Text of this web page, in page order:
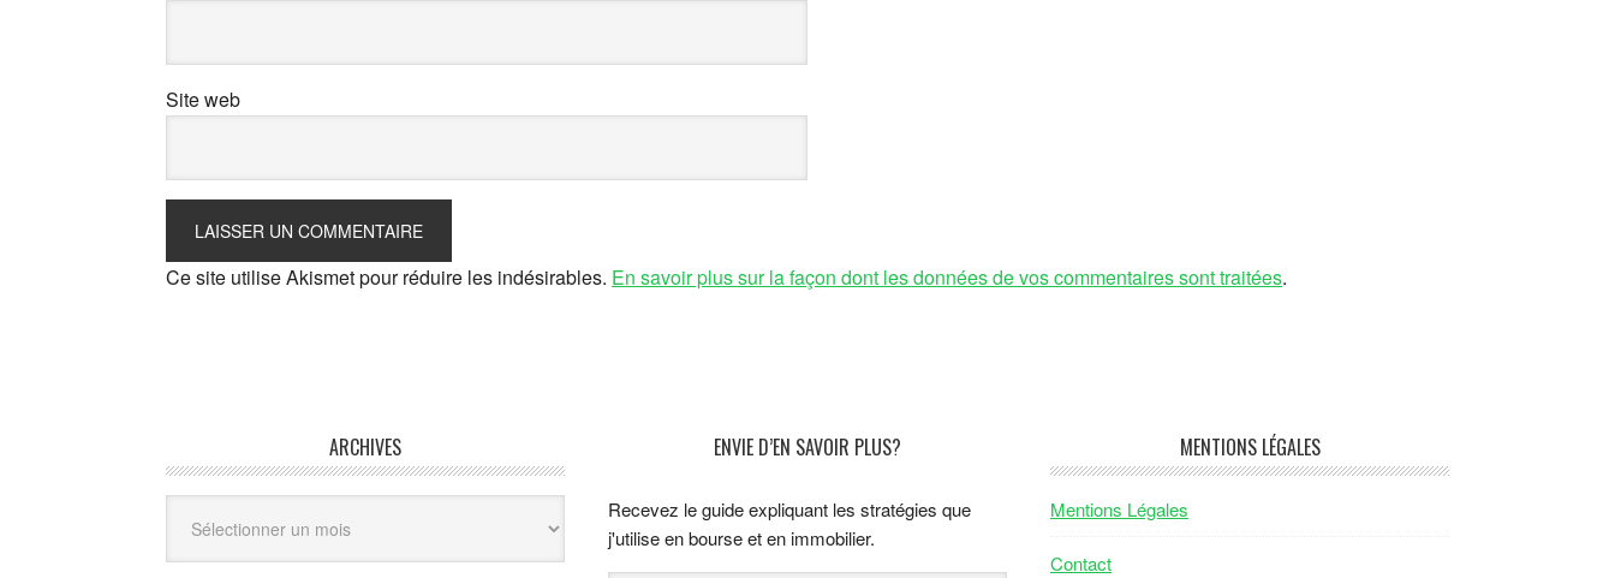
Site web
Ce site utilise Akismet pour réduire les indésirables. En savoir plus sur la façon dont les données de vos commentaires sont traitées.
ARCHIVES ENVIE D’EN SAVOIR PLUS?
Recevez le guide expliquant les stratégies que
j'utilise en bourse et en immobilier.
MENTIONS LÉGALES
Mentions Légales
Contact